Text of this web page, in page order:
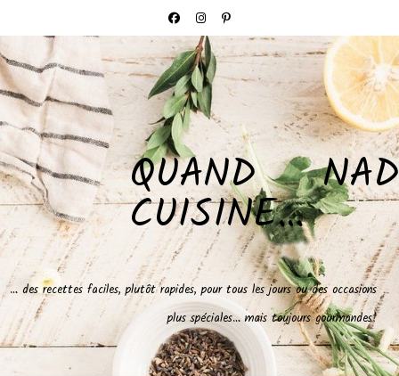
QUAND NAD
CUISINE…
… des recettes faciles, plutôt rapides, pour tous les jours ou des occasions
plus spéciales… mais toujours gourmandes!